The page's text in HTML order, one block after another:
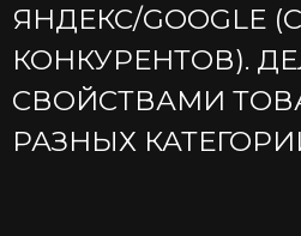
ЯНДЕКС/GOOGLE
КОНКУРЕНТОВ).
СВОЙСТВАМИ
РАЗНЫХ